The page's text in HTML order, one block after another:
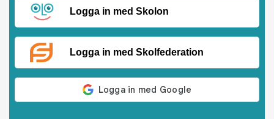
Logga in med Skolon
Logga in med Skolfederation